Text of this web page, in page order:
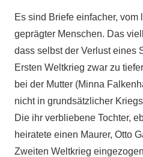
Es sind Briefe einfacher, vom
geprägter Menschen. Das
dass selbst der Verlust eines
Ersten Weltkrieg zwar zu
bei der Mutter (Minna
nicht in grundsätzlicher
Die ihr verbliebene Tochter,
heiratete einen Maurer, Otto
Zweiten Weltkrieg